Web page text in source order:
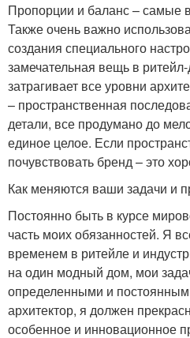
Пропорции и баланс – самые
Также очень важно
создания специального
замечательная вещь в
затрагивает все уровни
– пространственная
детали, все продумано до
единое целое. Если
почувствовать бренд – это
Как меняются ваши задачи и
Постоянно быть в курсе
часть моих обязанностей. Я
временем в ритейле и
на один модный дом, мои
определенными и
архитектор, я должен
особенное и инновационное